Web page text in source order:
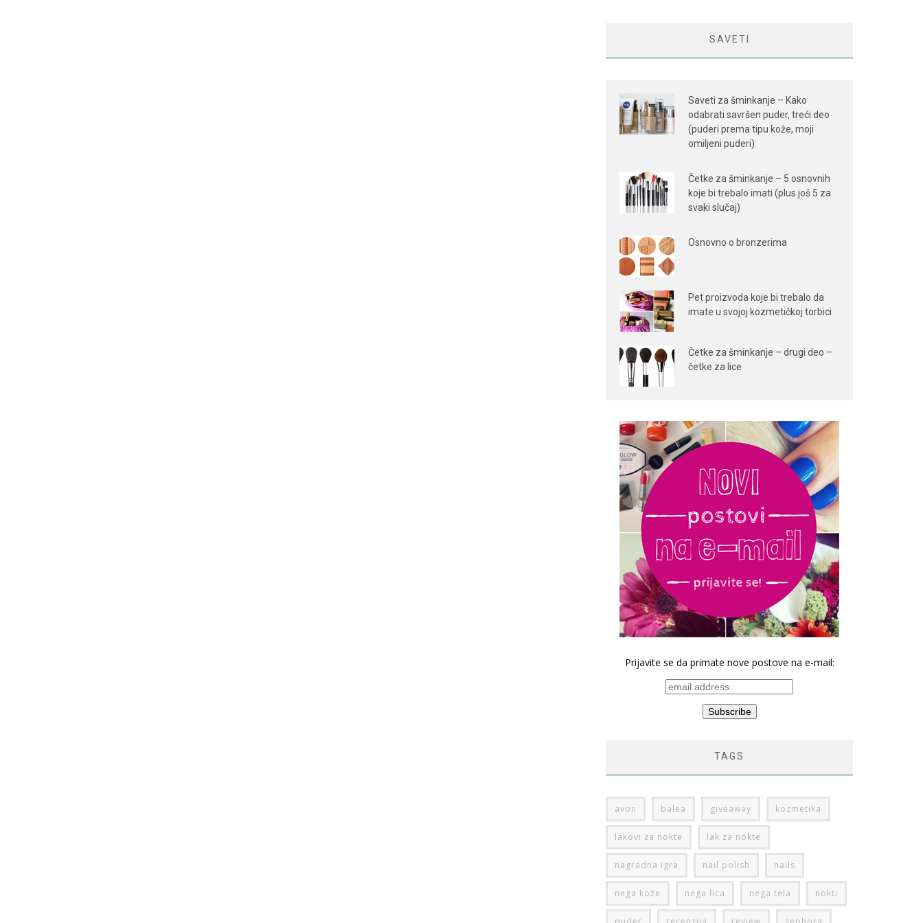
SAVETI
Saveti za šminkanje – Kako
odabrati savršen puder, treći deo
(puderi prema tipu kože, moji
omiljeni puderi)
Četke za šminkanje – 5 osnovnih
koje bi trebalo imati (plus još 5 za
svaki slučaj)
Osnovno o bronzerima
Pet proizvoda koje bi trebalo da
imate u svojoj kozmetičkoj torbici
Četke za šminkanje – drugi deo –
četke za lice
Prijavite se da primate nove postove na e-mail:
TAGS
avon balea giveaway kozmetika
lakovi za nokte lak za nokte
nagradna igra nail polish nails
nega kože nega lica nega tela nokti